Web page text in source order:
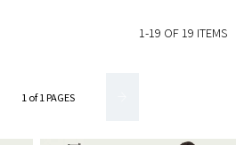
1-19 OF 19 ITEMS
1 of 1 PAGES